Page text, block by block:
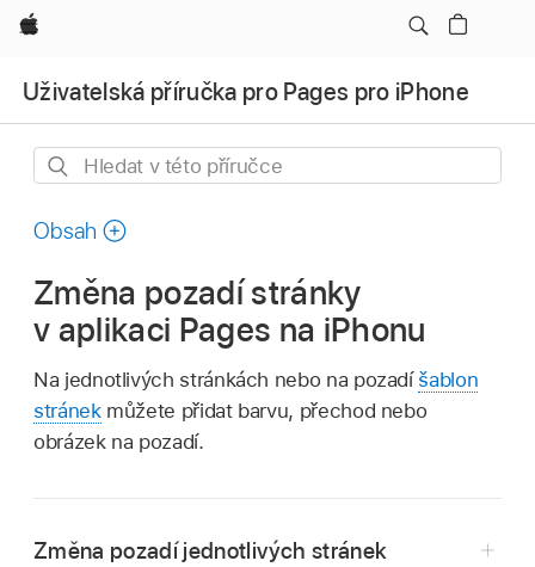
Apple
Uživatelská příručka pro Pages pro iPhone
Hledat
příručce
Obsah
Změna pozadí stránky
v aplikaci Pages na iPhonu
Na jednotlivých stránkách nebo na pozadí šablon
stránekmůžete přidat barvu, přechod nebo
obrázek na pozadí.
Změna pozadí jednotlivých stránek